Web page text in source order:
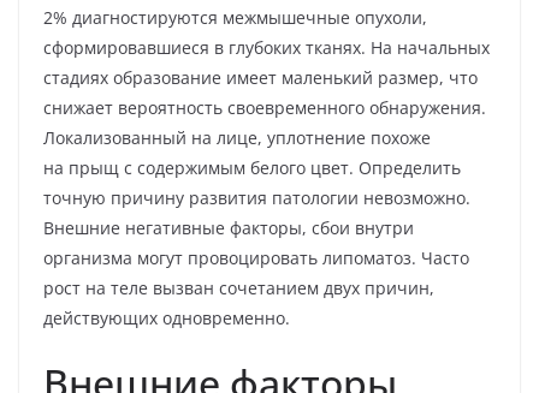
2% диагностируются межмышечные опухоли,
сформировавшиеся в глубоких тканях. На начальных
стадиях образование имеет маленький размер, что
снижает вероятность своевременного обнаружения.
Локализованный на лице, уплотнение похоже
на прыщ с содержимым белого цвет. Определить
точную причину развития патологии невозможно.
Внешние негативные факторы, сбои внутри
организма могут провоцировать липоматоз. Часто
рост на теле вызван сочетанием двух причин,
действующих одновременно.